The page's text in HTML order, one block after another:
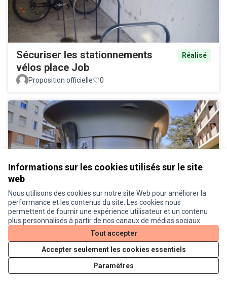
Informations sur les cookies utilisés sur le site
web
Nous utilisons des cookies sur notre site Web pour améliorer la
performance et les contenus du site. Les cookies nous
permettent de fournir une expérience utilisateur et un contenu
plus personnalisés à partir de nos canaux de médias sociaux.
Tout accepter
Accepter seulement les cookies essentiels
Paramètres
Sécuriser les stationnements
vélos place Job
Réalisé
Proposition officielle 0
Réinstaller des toilettes publiques
à proximité de la place Job
Proposition officielle 0